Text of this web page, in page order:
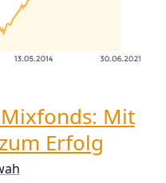
Mixfonds: Mit
Erfolg